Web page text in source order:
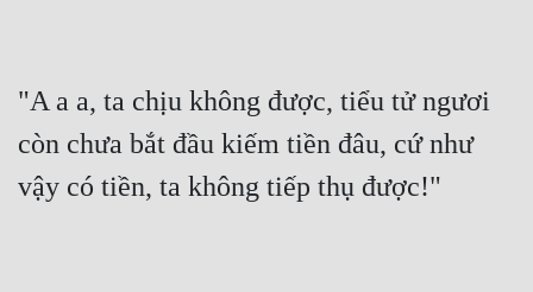
"A a a, ta chịu không được, tiểu tử ngươi
còn chưa bắt đầu kiếm tiền đâu, cứ như
vậy có tiền, ta không tiếp thụ được!"